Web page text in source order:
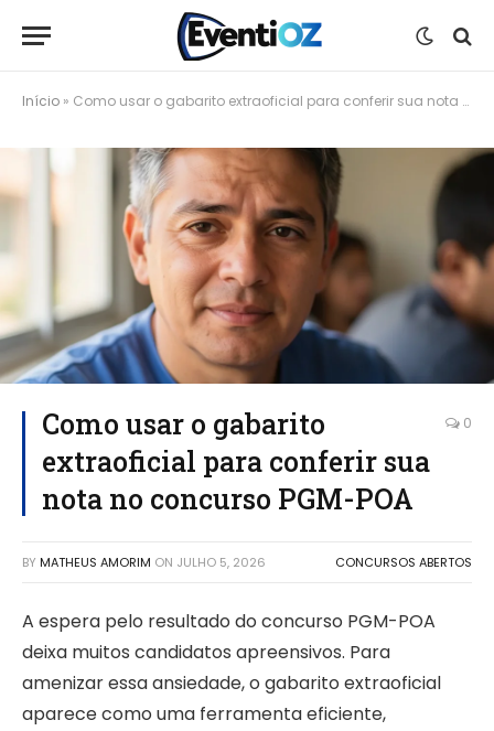
Início » Como usar o gabarito extraoficial para conferir sua nota no concurso PGM-POA
Como usar o gabarito
extraoficial para conferir sua
nota no concurso PGM-POA
0
BY MATHEUS AMORIM ON JULHO 5, 2026 CONCURSOS ABERTOS
A espera pelo resultado do concurso PGM-POA
deixa muitos candidatos apreensivos. Para
amenizar essa ansiedade, o gabarito extraoficial
aparece como uma ferramenta eficiente,